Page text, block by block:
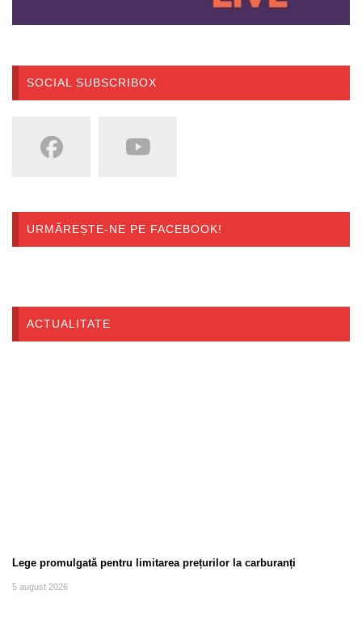
SOCIAL SUBSCRIBOX
URMĂREȘTE-NE PE FACEBOOK!
ACTUALITATE
Lege promulgată pentru limitarea prețurilor la carburanți
5 august 2026